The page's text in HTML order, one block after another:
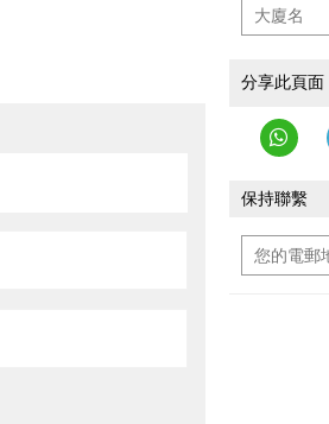
分享此頁面
保持聯繫